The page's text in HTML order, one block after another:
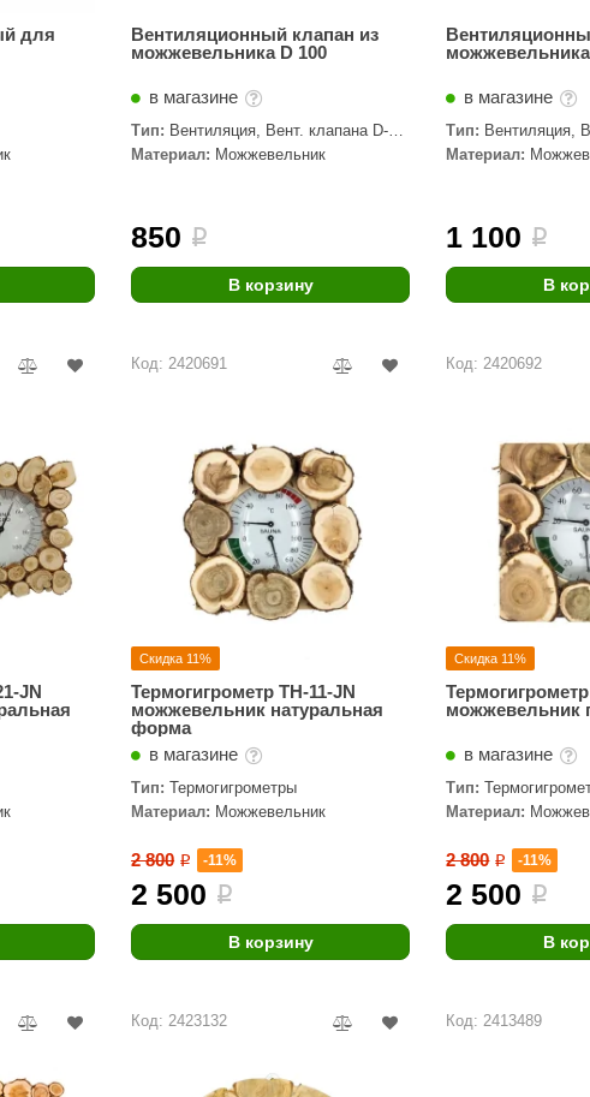
Rento
LANG’s
Baldus
Добросталь
Торнадо
Аэровита
Костёр
Феникс
KOLO
Варвара
EDMUNDAS
для
Вентиляционный клапан из
можжевельника D 100
в магазине
Тип: Вентиляция, Вент. клапана D-
100
Материал: Можжевельник
850 i
В корзину
можжевельника
в магазине
Тип: Вентиляция,
125
Материал:
1 100 i
В
JN
Код: 2420691
Скидка 11%
Термогигрометр ТН-11-JN
можжевельник натуральная
форма
в магазине
Тип: Термогигрометры
Материал: Можжевельник
2 800 i -11%
2 500 i
В корзину
Код: 2420692
Скидка 11%
можжевельник
в магазине
Тип:
Материал:
2 800 i -11%
2 500 i
В
Код: 2423132 Код: 2413489